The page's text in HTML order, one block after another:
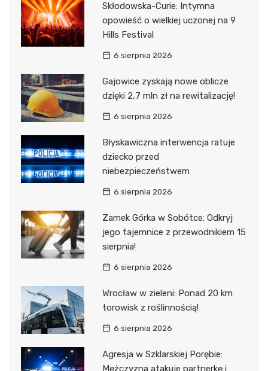
Skłodowska-Curie: Intymna
opowieść o wielkiej uczonej na 9
Hills Festival
6 sierpnia 2026
Gajowice zyskają nowe oblicze
dzięki 2,7 mln zł na rewitalizację!
6 sierpnia 2026
Błyskawiczna interwencja ratuje
dziecko przed
niebezpieczeństwem
6 sierpnia 2026
Zamek Górka w Sobótce: Odkryj
jego tajemnice z przewodnikiem 15
sierpnia!
6 sierpnia 2026
Wrocław w zieleni: Ponad 20 km
torowisk z roślinnością!
6 sierpnia 2026
Agresja w Szklarskiej Porębie:
Mężczyzna atakuje partnerkę i